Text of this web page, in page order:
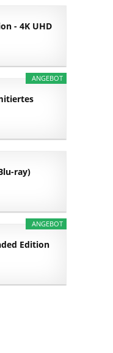
- 4K UHD
ANGEBOT
ray)
ANGEBOT
Edition